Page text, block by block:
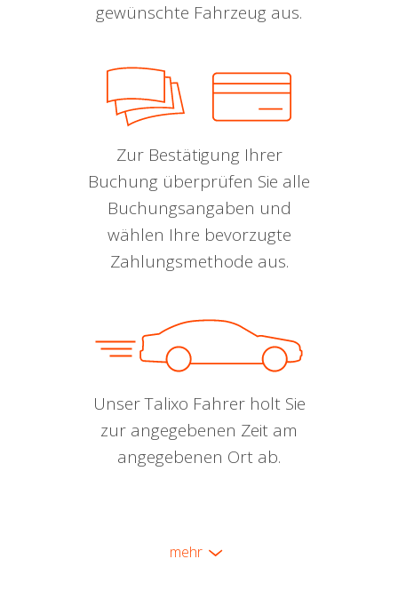
gewünschte Fahrzeug aus.
Zur Bestätigung Ihrer
Buchung überprüfen Sie alle
Buchungsangaben und
wählen Ihre bevorzugte
Zahlungsmethode aus.
Unser Talixo Fahrer holt Sie
zur angegebenen Zeit am
angegebenen Ort ab.
mehr